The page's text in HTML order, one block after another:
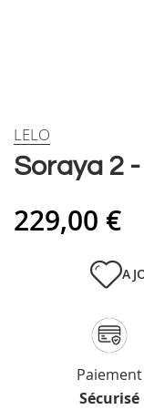
Skip
the
the
Soraya 2
LELO
229,00 €
Paiement
Sécurisé